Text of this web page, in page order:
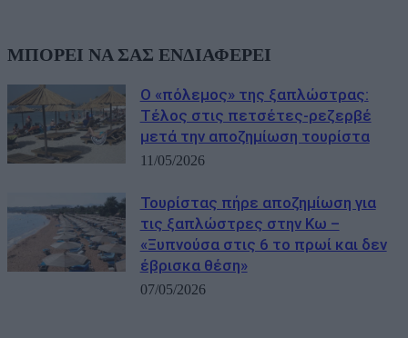
ΜΠΟΡΕΙ ΝΑ ΣΑΣ ΕΝΔΙΑΦΕΡΕΙ
Ο «πόλεμος» της ξαπλώστρας:
Τέλος στις πετσέτες-ρεζερβέ
μετά την αποζημίωση τουρίστα
11/05/2026
Τουρίστας πήρε αποζημίωση για
τις ξαπλώστρες στην Κω –
«Ξυπνούσα στις 6 το πρωί και δεν
έβρισκα θέση»
07/05/2026